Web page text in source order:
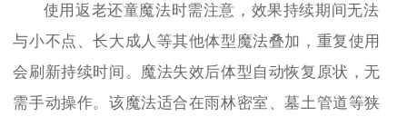
使用返老还童魔法时需注意，效果持续期间无法
与小不点、长大成人等其他体型魔法叠加，重复使用
会刷新持续时间。魔法失效后体型自动恢复原状，无
需手动操作。该魔法适合在雨林密室、墓土管道等狭